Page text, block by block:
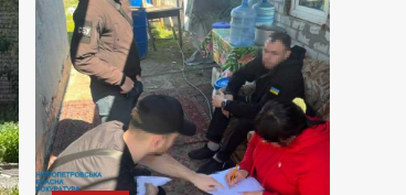
понесуть
відповідальність
за
знущання
над
дружинами